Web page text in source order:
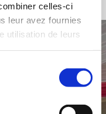
celles-ci
leur avez fournies
utilisation de leurs